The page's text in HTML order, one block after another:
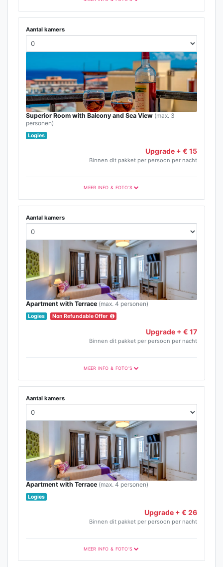
Aantal kamers
Superior Room with Balcony and Sea View (max. 3
personen)
Logies
Upgrade + € 15
Binnen dit pakket per persoon per nacht
MEER INFO & FOTO'S
Aantal kamers
Apartment with Terrace (max. 4 personen)
Logies Non Refundable Offer
Upgrade + € 17
Binnen dit pakket per persoon per nacht
MEER INFO & FOTO'S
Aantal kamers
Apartment with Terrace (max. 4 personen)
Logies
Upgrade + € 26
Binnen dit pakket per persoon per nacht
MEER INFO & FOTO'S